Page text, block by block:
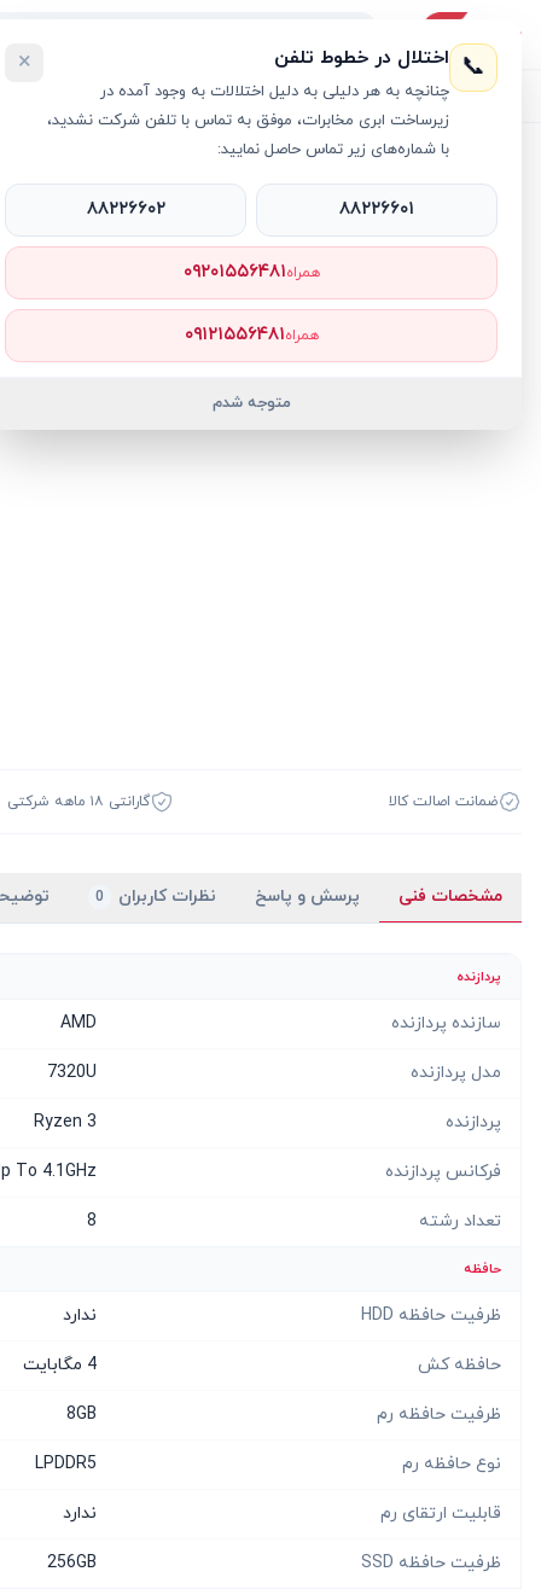
لیست محصولات خرید اقساطی خرید سازمانی فروش عمده و
ضمانت اصالت کالا گارانتی ۱۸ ماهه شرکتی
مشخصات فنی پرسش و پاسخ نظرات کاربران 0
پردازنده
سازنده پردازنده AMD
مدل پردازنده 7320U
پردازنده Ryzen 3
فرکانس پردازنده To 4.1GHz
تعداد رشته 8
حافظه
ظرفیت حافظه HDD ندارد
حافظه کش 4 مگابایت
ظرفیت حافظه رم 8GB
نوع حافظه رم LPDDR5
قابلیت ارتقای رم ندارد
ظرفیت حافظه SSD 256GB
📞 اختلال در خطوط تلفن
چنانچه به هر دلیلی به دلیل اختلالات به وجود آمده در
زیرساخت ابری مخابرات، موفق به تماس با تلفن شرکت نشدید،
با شماره‌های زیر تماس حاصل نمایید:
×
۸۸۲۲۶۶۰۱ ۸۸۲۲۶۶۰۲
همراه۰۹۲۰۱۵۵۶۴۸۱
همراه۰۹۱۲۱۵۵۶۴۸۱
متوجه شدم